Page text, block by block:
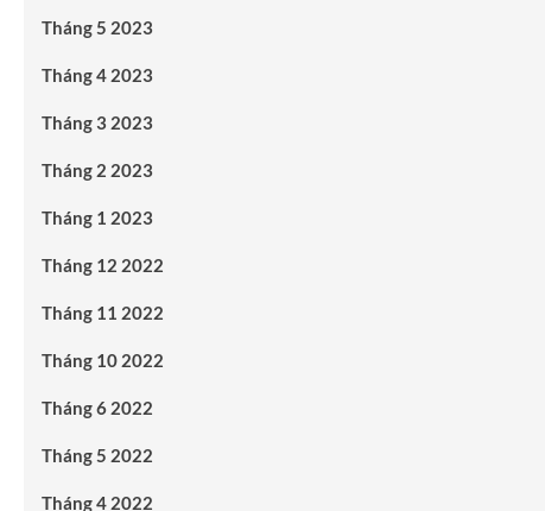
Tháng 5 2023
Tháng 4 2023
Tháng 3 2023
Tháng 2 2023
Tháng 1 2023
Tháng 12 2022
Tháng 11 2022
Tháng 10 2022
Tháng 6 2022
Tháng 5 2022
Tháng 4 2022